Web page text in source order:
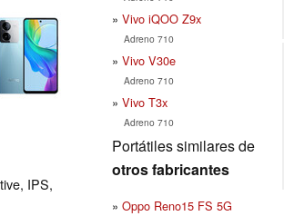
IPS,
Vivo iQOO Z9x
Adreno 710
Vivo V30e
Adreno 710
Vivo T3x
Adreno 710
Portátiles similares de
otros fabricantes
Oppo Reno15 FS 5G